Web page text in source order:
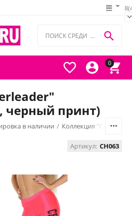
0




черный принт)
в наличии / Коллекция
Артикул: CH063